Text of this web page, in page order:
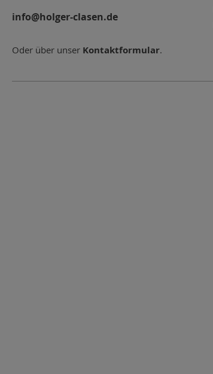
info@holger-clasen.de
Oder über unser Kontaktformular.